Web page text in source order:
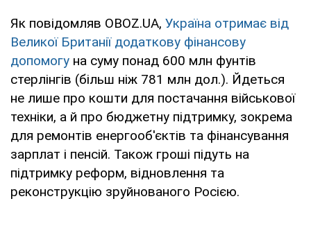
Як повідомляв OBOZ.UA, Україна отримає від
Великої Британії додаткову фінансову
допомогу на суму понад 600 млн фунтів
стерлінгів (більш ніж 781 млн дол.). Йдеться
не лише про кошти для постачання військової
техніки, а й про бюджетну підтримку, зокрема
для ремонтів енергооб'єктів та фінансування
зарплат і пенсій. Також гроші підуть на
підтримку реформ, відновлення та
реконструкцію зруйнованого Росією.